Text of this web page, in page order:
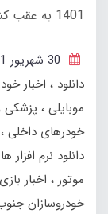
1401 به عقب کشیده می‌شود .
دانلود
اخبار
موبایلی
خودرهای داخلی
دانلود نرم افزار ها
موتور
اخبار
خودروسازان